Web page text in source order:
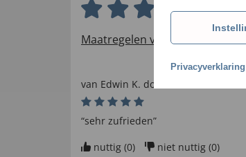
4.5
Maatregelen voor het
van Edwin K. door
“sehr zufrieden”
nuttig (0) niet nuttig (0)
Privacyverklaring